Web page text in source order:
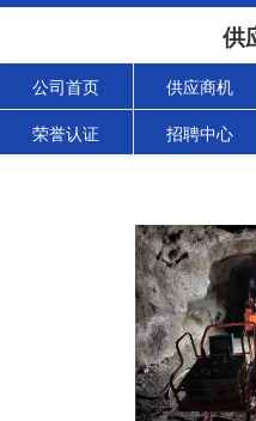
供
公司首页 供应商机
荣誉认证 招聘中心